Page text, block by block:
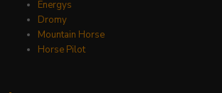
Energys
Dromy
Mountain Horse
Horse Pilot